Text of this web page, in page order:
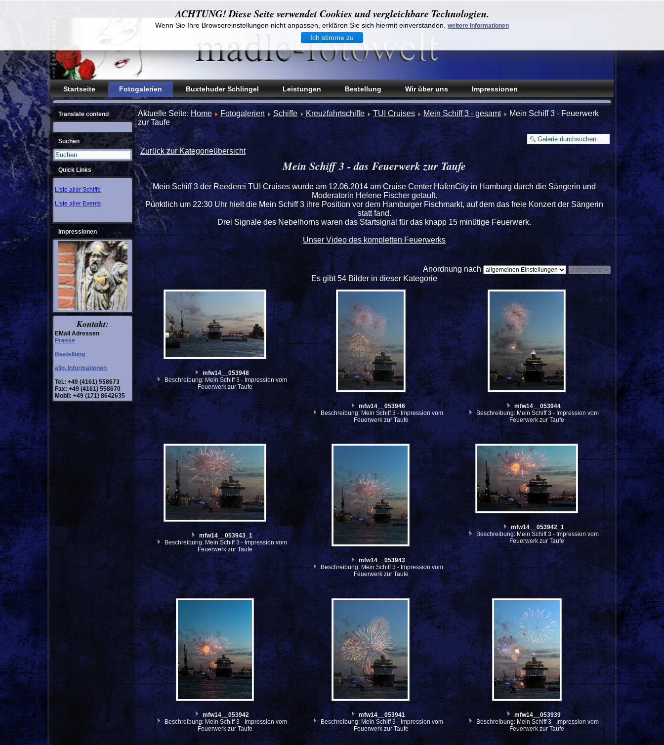
Startseite Fotogalerien Buxtehuder Schlingel Leistungen Bestellung Wir über uns Impressionen
ACHTUNG! Diese Seite verwendet Cookies und vergleichbare Technologien.
Wenn Sie Ihre Browsereinstellungen nicht anpassen, erklären Sie sich hiermit einverstanden. weitere Informationen
Ich stimme zu
Translate contend
Suchen
Quick Links
Liste aller Schiffe
Liste aller Events
Impressionen
Kontakt:
EMail Adressen
Presse
Bestellung
allg. Informationen
Tel.: +49 (4161) 558673
Fax: +49 (4161) 558670
Mobil: +49 (171) 8642635
Aktuelle Seite: Home Fotogalerien Schiffe Kreuzfahrtschiffe TUI Cruises Mein Schiff 3 - gesamt
Mein Schiff 3 - Feuerwerk
zur Taufe
Zurück zur Kategorieübersicht
Mein Schiff 3 - das Feuerwerk zur Taufe
Mein Schiff 3 der Reederei TUI Cruises wurde am 12.06.2014 am Cruise Center HafenCity in Hamburg durch die Sängerin und
Moderatorin Helene Fischer getauft.
Pünktlich um 22:30 Uhr hielt die Mein Schiff 3 ihre Position vor dem Hamburger Fischmarkt, auf dem das freie Konzert der Sängerin
statt fand.
Drei Signale des Nebelhorns waren das Startsignal für das knapp 15 minütige Feuerwerk.
Unser Video des kompletten Feuerwerks
Anordnung nach
Es gibt 54 Bilder in dieser Kategorie
mfw14__053948
Beschreibung: Mein Schiff 3 - Impression vom
Feuerwerk zur Taufe
mfw14__053946
Beschreibung: Mein Schiff 3 - Impression vom
Feuerwerk zur Taufe
mfw14__053944
Beschreibung: Mein Schiff 3 - Impression vom
Feuerwerk zur Taufe
mfw14__053943_1
Beschreibung: Mein Schiff 3 - Impression vom
Feuerwerk zur Taufe
mfw14__053943
Beschreibung: Mein Schiff 3 - Impression vom
Feuerwerk zur Taufe
mfw14__053942_1
Beschreibung: Mein Schiff 3 - Impression vom
Feuerwerk zur Taufe
mfw14__053942
Beschreibung: Mein Schiff 3 - Impression vom
Feuerwerk zur Taufe
mfw14__053941
Beschreibung: Mein Schiff 3 - Impression vom
Feuerwerk zur Taufe
mfw14__053939
Beschreibung: Mein Schiff 3 - Impression vom
Feuerwerk zur Taufe